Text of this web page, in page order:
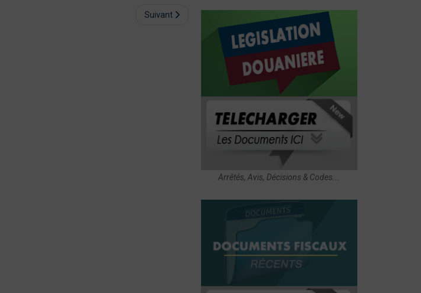
Suivant
Arrêtés, Avis, Décisions & Codes...